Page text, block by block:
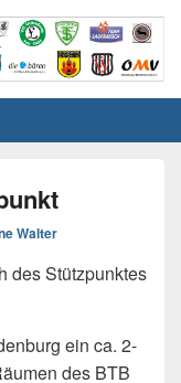
Walter
des Stützpunktes
ein ca. 2-
des BTB